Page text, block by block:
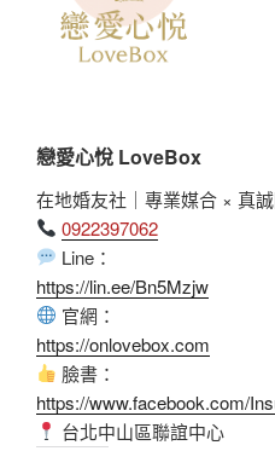
戀愛心悅 LoveBox
在地婚友社｜專業媒合 × 真
0922397062
Line：
https://lin.ee/Bn5Mzjw
官網：
https://onlovebox.com
臉書：
https://www.facebook.com/
台北中山區聯誼中心